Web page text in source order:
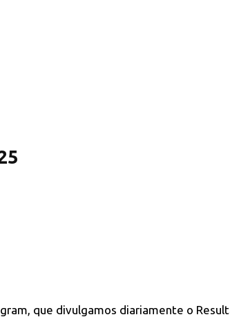
que divulgamos diariamente o